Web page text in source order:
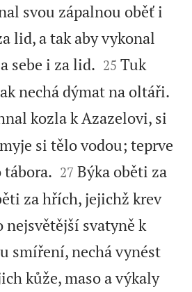
svou zápalnou oběť i
lid, a tak aby vykonal
sebe i za lid. 

25 Tuk
nechá dýmat na oltáři.
kozla k Azazelovi, si
si tělo vodou; teprve


27 Býka oběti za
za hřích, jejichž krev
nejsvětější svatyně k
smíření, nechá vynést
kůže, maso a výkaly